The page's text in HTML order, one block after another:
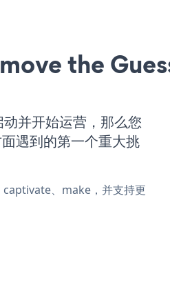
the
并开始运营，那么您
遇到的第一个重大挑
、make，并支持更